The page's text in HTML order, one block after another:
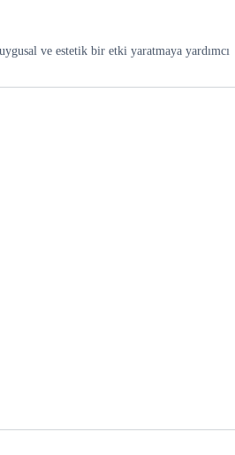
ve estetik bir etki yaratmaya yardımcı